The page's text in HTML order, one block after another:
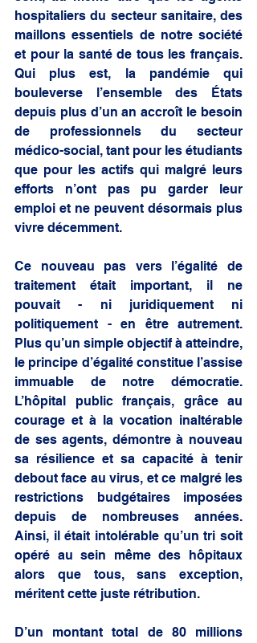
hospitaliers du secteur sanitaire, des
maillons essentiels de notre société
et pour la santé de tous les français.
Qui plus est, la pandémie qui
bouleverse l’ensemble des États
depuis plus d’un an accroît le besoin
de professionnels du secteur
médico-social, tant pour les étudiants
que pour les actifs qui malgré leurs
efforts n’ont pas pu garder leur
emploi et ne peuvent désormais plus
vivre décemment.
Ce nouveau pas vers l’égalité de
traitement était important, il ne
pouvait - ni juridiquement ni
politiquement - en être autrement.
Plus qu’un simple objectif à atteindre,
le principe d’égalité constitue l’assise
immuable de notre démocratie.
L’hôpital public français, grâce au
courage et à la vocation inaltérable
de ses agents, démontre à nouveau
sa résilience et sa capacité à tenir
debout face au virus, et ce malgré les
restrictions budgétaires imposées
depuis de nombreuses années.
Ainsi, il était intolérable qu’un tri soit
opéré au sein même des hôpitaux
alors que tous, sans exception,
méritent cette juste rétribution.
D’un montant total de 80 millions